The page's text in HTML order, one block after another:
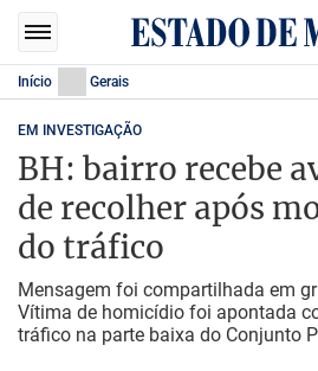
Início Gerais
EM INVESTIGAÇÃO
BH: bairro recebe
de recolher após
do tráfico
Mensagem foi compartilhada em
Vítima de homicídio foi apontada
tráfico na parte baixa do Conjunto